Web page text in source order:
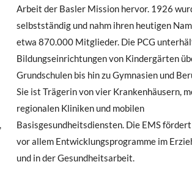
Arbeit der Basler Mission hervor. 1926
selbstständig und nahm ihren heutigen
etwa 870.000 Mitglieder. Die PCG
Bildungseinrichtungen von Kindergärten
Grundschulen bis hin zu Gymnasien und
Sie ist Trägerin von vier Krankenhäusern,
regionalen Kliniken und mobilen
Basisgesundheitsdiensten. Die EMS fördert
vor allem Entwicklungsprogramme im
und in der Gesundheitsarbeit.